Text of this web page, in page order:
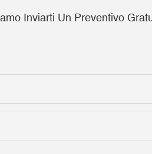
Inviarti Un Preventivo